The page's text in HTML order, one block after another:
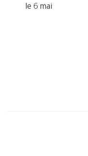
le 6 mai